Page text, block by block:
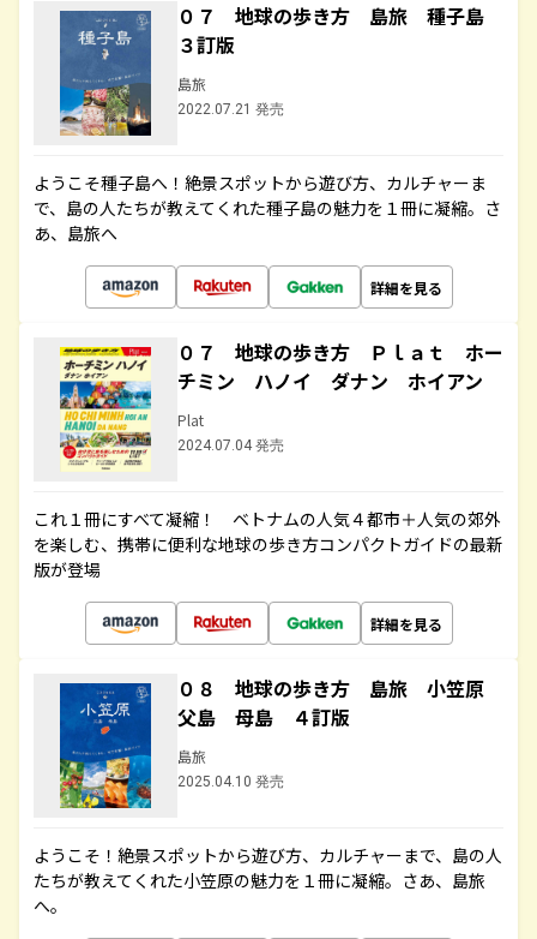
０７ 地球の歩き方 島旅 種子島
３訂版
島旅
2022.07.21 発売
ようこそ種子島へ！絶景スポットから遊び方、カルチャーま
で、島の人たちが教えてくれた種子島の魅力を１冊に凝縮。さ
あ、島旅へ
詳細を見る
０７ 地球の歩き方 Ｐｌａｔ ホー
チミン ハノイ ダナン ホイアン
Plat
2024.07.04 発売
これ１冊にすべて凝縮！ ベトナムの人気４都市＋人気の郊外
を楽しむ、携帯に便利な地球の歩き方コンパクトガイドの最新
版が登場
詳細を見る
０８ 地球の歩き方 島旅 小笠原
父島 母島 ４訂版
島旅
2025.04.10 発売
ようこそ！絶景スポットから遊び方、カルチャーまで、島の人
たちが教えてくれた小笠原の魅力を１冊に凝縮。さあ、島旅
へ。